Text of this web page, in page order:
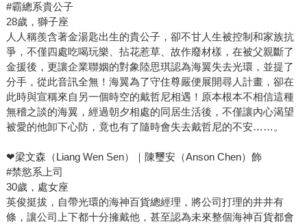
#霸總系貴公子
28歲，獅子座
人人稱羨含著金湯匙出生的貴公子，卻不甘人生被控制和家族抗
爭，不僅四處吃喝玩樂、拈花惹草、故作廢材樣，在被父親斷了
金援後，更讓企業聯姻的對象陸思琪認為海翼失去光環，並提了
分手，從此音訊全無！海翼為了守住尊嚴便展開尋人計畫，卻在
此時與宣稱來自另一個時空的戴哲尼相遇！原本根本不相信這種
無稽之談的海翼，經過朝夕相處的同居生活後，不僅讓內心渴望
被愛的他卸下心防，竟也有了隨時會失去戴哲尼的不安……。
❤梁文森（Liang Wen Sen）｜陳璽安（Anson Chen）飾
#禁慾系上司
30歲，處女座
英俊挺拔，自帶光環的海神百貨總經理，將公司打理的井井有
條，讓公司上下都十分擁戴他，甚至認為未來整個海神百貨都會